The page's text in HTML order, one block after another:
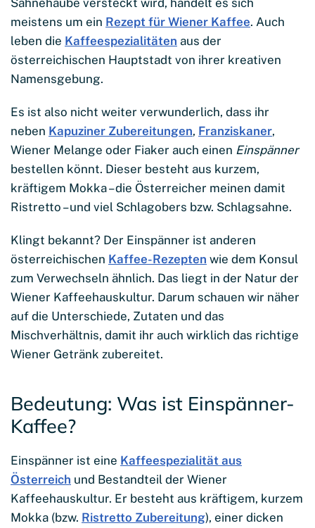
meistens um ein Rezept für Wiener Kaffee. Auch
leben die Kaffeespezialitäten aus der
österreichischen Hauptstadt von ihrer kreativen
Namensgebung.
Es ist also nicht weiter verwunderlich, dass ihr
neben Kapuziner Zubereitungen, Franziskaner,
Wiener Melange oder Fiaker auch einen Einspänner
bestellen könnt. Dieser besteht aus kurzem,
kräftigem Mokka – die Österreicher meinen damit
Ristretto – und viel Schlagobers bzw. Schlagsahne.
Klingt bekannt? Der Einspänner ist anderen
österreichischen Kaffee-Rezepten wie dem Konsul
zum Verwechseln ähnlich. Das liegt in der Natur der
Wiener Kaffeehauskultur. Darum schauen wir näher
auf die Unterschiede, Zutaten und das
Mischverhältnis, damit ihr auch wirklich das richtige
Wiener Getränk zubereitet.
Bedeutung: Was ist Einspänner-
Kaffee?
Einspänner ist eine Kaffeespezialität aus
Österreich und Bestandteil der Wiener
Kaffeehauskultur. Er besteht aus kräftigem, kurzem
Mokka (bzw. Ristretto Zubereitung), einer dicken